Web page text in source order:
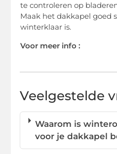
te controleren op
Maak het dakkapel goed
winterklaar is.
Voor meer info :
Veelgestelde
Waarom is
voor je dakkapel